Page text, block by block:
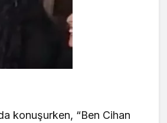
konuşurken, “Ben Cihan